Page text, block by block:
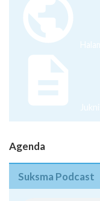
Agenda
Suksma Podcast